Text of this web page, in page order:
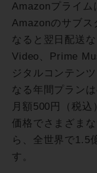
Amazonプライム
Amazonのサブス
なると翌日配送
Video、Prime
ジタルコンテン
なる年間プラン
月額500円（税
価格でさまざま
ら、全世界で1.5
す。